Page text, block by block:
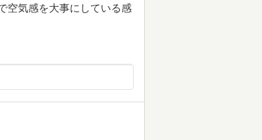
空気感を大事にしている感